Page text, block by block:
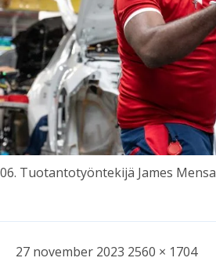
06. Tu­o­tan­to­työn­te­kijä Ja­mes
Skriven
27 november 2023 Bild
2560 × 1704